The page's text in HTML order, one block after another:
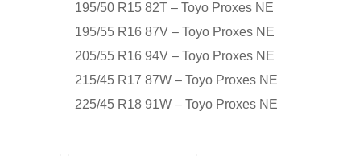
195/50 R15 82T – Toyo Proxes NE
195/55 R16 87V – Toyo Proxes NE
205/55 R16 94V – Toyo Proxes NE
215/45 R17 87W – Toyo Proxes NE
225/45 R18 91W – Toyo Proxes NE